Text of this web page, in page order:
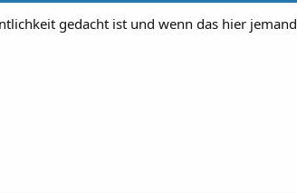
gedacht ist und wenn das hier jemand